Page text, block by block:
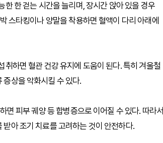
한 걷는 시간을 늘리며, 장시간 앉아 있을 경우
스타킹이나 양말을 착용하면 혈액이 다리 아래에
하면 혈관 건강 유지에 도움이 된다. 특히 겨울철
상을 악화시킬 수 있다.
면 피부 궤양 등 합병증으로 이어질 수 있다. 따라서
아 조기 치료를 고려하는 것이 안전하다.